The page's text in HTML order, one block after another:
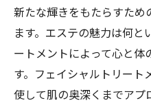
新たな輝きをもたらすた
ます。エステの魅力は何と
ートメントによって心と体
す。フェイシャルトリート
使して肌の奥深くまでア